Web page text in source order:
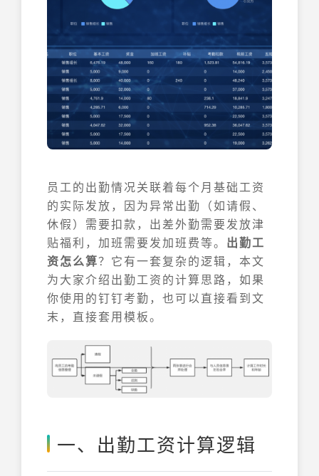
员工的出勤情况关联着每个月基础工资
的实际发放，因为异常出勤（如请假、
休假）需要扣款，出差外勤需要发放津
贴福利，加班需要发加班费等。 出勤工
资怎么算？它有一套复杂的逻辑，本文
为大家介绍出勤工资的计算思路，如果
你使用的钉钉考勤，也可以直接看到文
末，直接套用模板。
一、出勤工资计算逻辑